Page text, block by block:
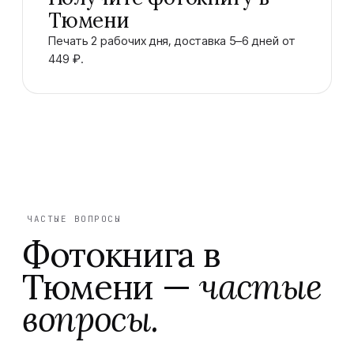
Тюмени
Печать 2 рабочих дня, доставка 5–6 дней от
449 ₽.
ЧАСТЫЕ ВОПРОСЫ
Фотокнига в
Тюмени — частые
вопросы.